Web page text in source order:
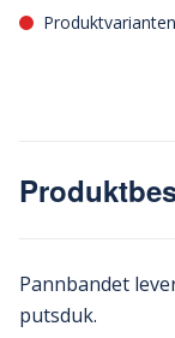
Pannbandet
putsduk.